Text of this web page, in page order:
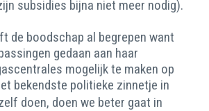
subsidies bijna niet meer nodig).
de boodschap al begrepen want
gedaan aan haar
mogelijk te maken op
bekendste politieke zinnetje in
doen, doen we beter gaat in